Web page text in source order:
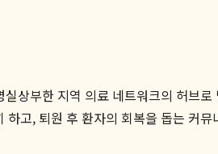
상부한 지역 의료 네트워크의 허브
고, 퇴원 후 환자의 회복을 돕는 커